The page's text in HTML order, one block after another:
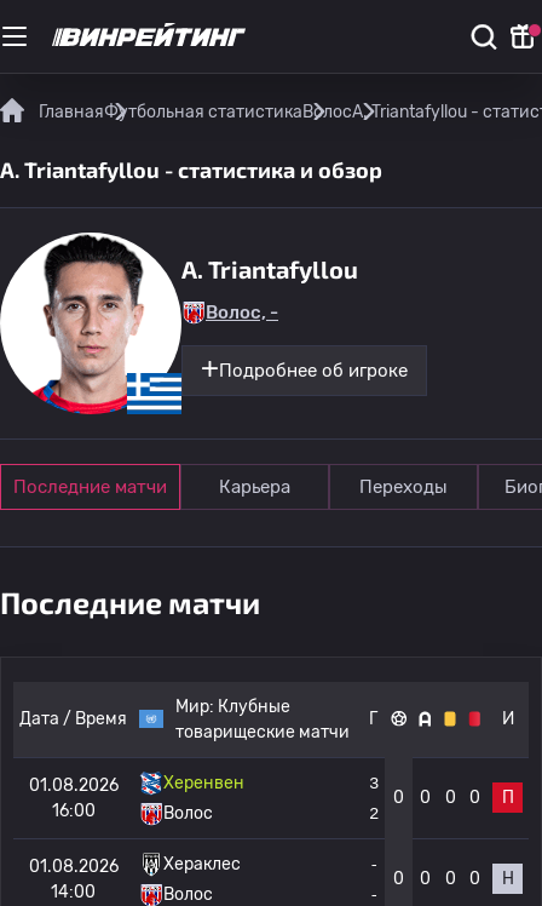
ГлавнаяФутбольная статистикаВолосA. Triantafyllou -
A. Triantafyllou - статистика и обзор
A. Triantafyllou
Волос, -
Подробнее об игроке
Последние матчи Карьера Переходы
Последние матчи
Дата / Время
Мир: Клубные
товарищеские матчи
Г И
01.08.2026
16:00
Херенвен
Волос
3
2
0 0 0 0 П
01.08.2026
14:00
Хераклес
Волос
-
-
0 0 0 0 Н